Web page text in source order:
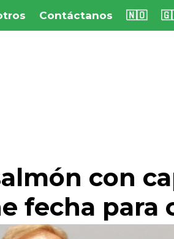
Contáctanos 🇳🇴
con
fecha para